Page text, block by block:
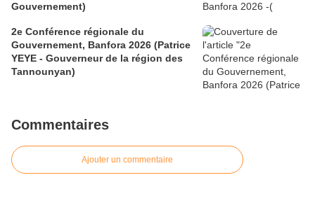
Gouvernement)
2e Conférence régionale du
Gouvernement, Banfora 2026 (Patrice
YEYE - Gouverneur de la région des
Tannounyan)
Commentaires
Ajouter un commentaire